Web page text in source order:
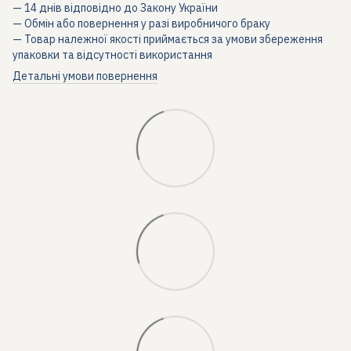
— 14 днів відповідно до Закону України
— Обмін або повернення у разі виробничого браку
— Товар належної якості приймається за умови збереження
упаковки та відсутності використання
Детальні умови повернення